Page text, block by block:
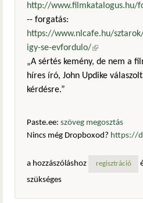
http://www.filmkatalogus.hu/
-- forgatás:
https://www.nlcafe.hu/
igy-se-evfordulo/(külső
„A sértés kemény, de nem a
híres író, John Updike
kérdésre.”
Paste.ee: szöveg megosztás
Nincs még Dropboxod? https://
a hozzászóláshoz
regisztráció
szükséges